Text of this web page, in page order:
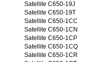
Satellite C650-19J
Satellite C650-19T
Satellite C650-1CC
Satellite C650-1CN
Satellite C650-1CP
Satellite C650-1CQ
Satellite C650-1CR